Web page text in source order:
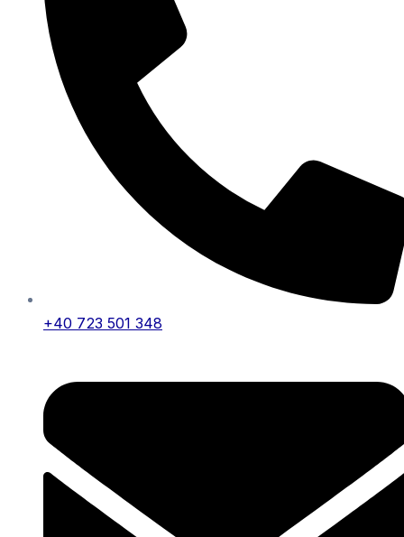
+40 723 501 348